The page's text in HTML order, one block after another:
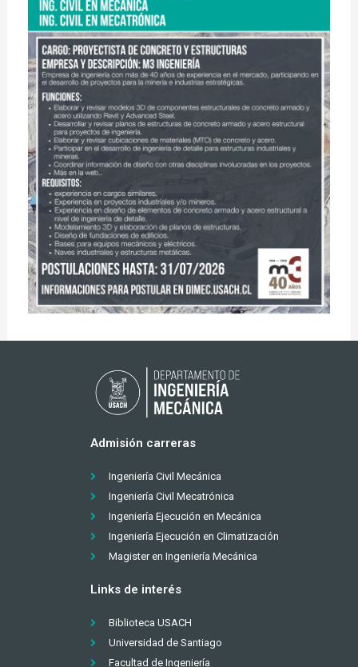
Admisión carreras
Ingeniería Civil Mecánica
Ingeniería Civil Mecatrónica
Ingeniería Ejecución en Mecánica
Ingeniería Ejecución en Climatización
Magister en Ingeniería Mecánica
Links de interés
Biblioteca USACH
Universidad de Santiago
Facultad de Ingeniería